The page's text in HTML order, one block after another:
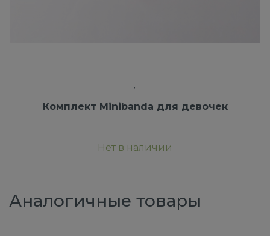
Комплект Minibanda для девочек
Нет в наличии
Аналогичные товары